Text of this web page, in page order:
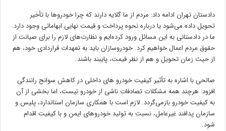
دادستان تهران ادامه داد: مردم از ما گلایه دارند که چرا خودروها با تأخیر
تحویل داده می‌شود یا درباره نحوه پرداخت و قیمت نهایی ابهاماتی وجود دارد.
ما در دادستانی به این مسائل ورود کرده‌ایم و نظارت‌های لازم را برای صیانت از
حقوق مردم اعمال خواهیم کرد. خودروسازان باید به تعهدات قراردادی خود، هم
از حیث زمان تحویل و هم از نظر قیمت، پایبند باشند.
صالحی با اشاره به تأثیر کیفیت خودرو های داخلی در کاهش سوانح رانندگی
افزود: هرچند همه مشکلات تصادفات ناشی از خودرو نیست، اما بخشی از آن
به کیفیت خودرو بازمی‌گردد. لازم است با همکاری سازمان استاندارد، پلیس و
سازمان پدافند غیرعامل، نسبت به تولید خودروهای ایمن و با کیفیت اقدام
شود.